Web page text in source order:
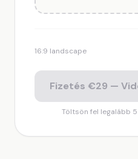
16:9 landscape
Fizetés €29 —
Töltsön fel legalább